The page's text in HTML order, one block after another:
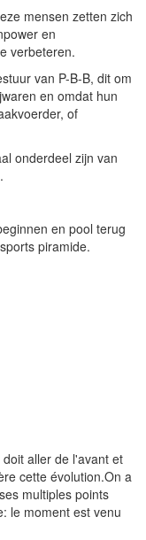
mensen zetten zich
en
verbeteren.
van P-B-B, dit om
en omdat hun
of
onderdeel zijn van
en pool terug
piramide.
aller de l'avant et
cette évolution.On a
multiples points
le moment est venu